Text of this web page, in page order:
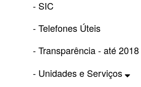
- SIC
- Telefones Úteis
- Transparência - até 2018
- Unidades e Serviços